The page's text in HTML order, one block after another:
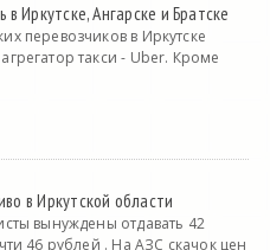
Иркутске, Ангарске и Братске
перевозчиков в Иркутске
такси - Uber. Кроме
в Иркутской области
вынуждены отдавать 42
46 рублей . На АЗС скачок цен